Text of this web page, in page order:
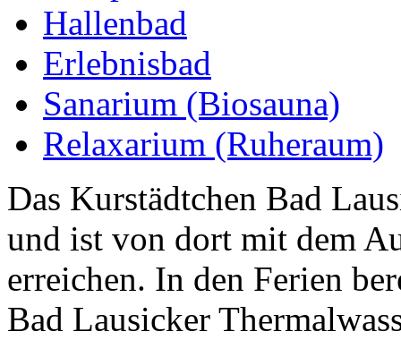
Hallenbad
Erlebnisbad
Sanarium (Biosauna)
Relaxarium (Ruheraum)
Das Kurstädtchen Bad
und ist von dort mit dem
erreichen. In den Ferien
Bad Lausicker